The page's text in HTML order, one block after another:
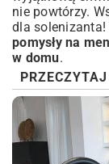
nie powtórzy.
dla
pomysły na
w domu.